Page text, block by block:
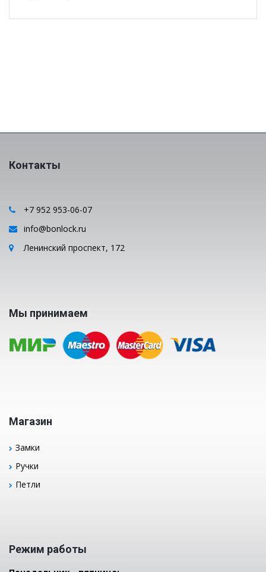
Контакты
+7 952 953-06-07
info@bonlock.ru
Ленинский проспект, 172
Мы принимаем
Магазин
Замки
Ручки
Петли
Режим работы